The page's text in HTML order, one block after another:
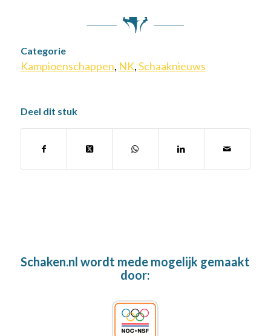
Categorie
Kampioenschappen, NK,Schaaknieuws
Deel dit stuk
Schaken.nl wordt mede mogelijk gemaakt
door: